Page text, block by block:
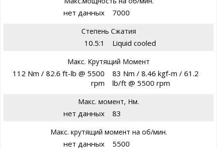
нет данных 7000
Степень Сжатия
10.5:1 Liquid cooled
Макс. Крутящий Момент
112 Nm / 82.6 ft-lb @ 5500
rpm
83 Nm / 8.46 kgf-m / 61.2
lb/ft @ 5500 rpm
Макс. момент, Нм.
нет данных 83
Макс. крутящий момент на об/мин.
нет данных 5500